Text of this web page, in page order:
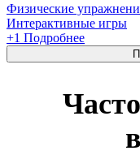
Физические
Интерактивные игры
+1 Подробнее